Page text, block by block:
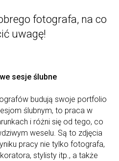
fotografa, na co
uwagę!
sesje ślubne
budują swoje portfolio
ślubnym, to praca w
i różni się od tego, co
weselu. Są to zdjęcia
pracy nie tylko fotografa,
stylisty itp., a także